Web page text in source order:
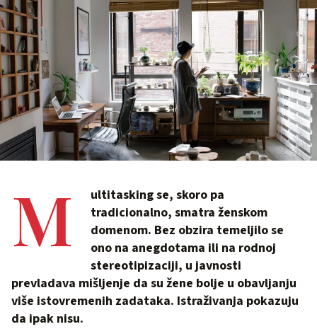
M
ultitasking se, skoro pa
tradicionalno, smatra ženskom
domenom. Bez obzira temeljilo se
ono na anegdotama ili na rodnoj
stereotipizaciji, u javnosti
prevladava mišljenje da su žene bolje u obavljanju
više istovremenih zadataka. Istraživanja pokazuju
da ipak nisu.